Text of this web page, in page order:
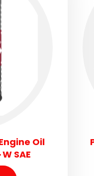
Oil
SAE ١٠W-٣٠ SL/CF ٢٠٨ Liter